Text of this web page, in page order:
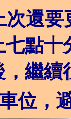
要
七點
，繼續
位，